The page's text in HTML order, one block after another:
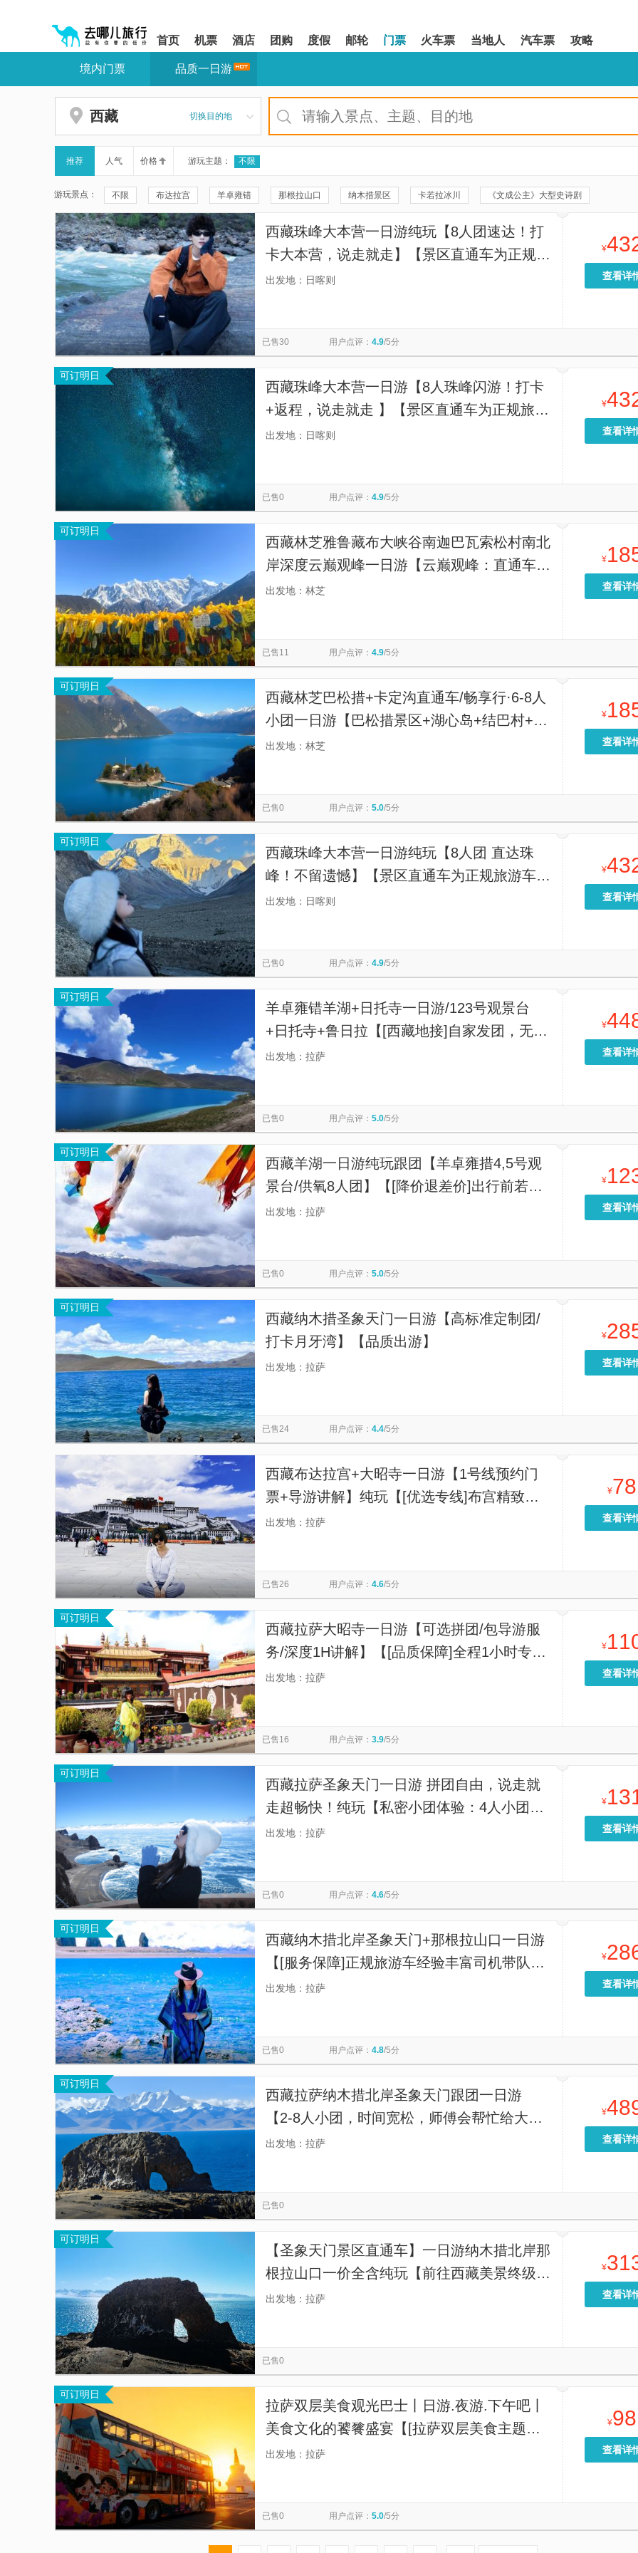
您
站
区,
本
有
6
个
模
块,
按
下
Tab
键
浏
览
信
息
首页 机票 酒店 团购 度假 邮轮 门票 火车票 当地人 汽车票 攻略
您
站
区
境内门票 品质一日游
西藏 切换目的地
推荐 人气 价格 游玩主题： 不限
游玩景点： 不限 布达拉宫 羊卓雍错 那根拉山口 纳木措景区 卡若拉冰川 《文成公主》大型史诗剧
大昭寺 雅鲁藏布大峡谷 纳木措圣象天门 珠峰大本营
八廓街 南迦巴瓦峰 日托寺 布达拉宫广场 念青唐古拉山 纳木措扎西岛 雅江河谷观景台
岗巴拉山 罗布林卡 文成公主剧场 鲁朗国际旅游小镇
冈仁波齐 然乌湖 佛掌沙丘 索松村
加乌拉 珠穆朗玛峰 萨普神山 果果塘大拐弯-墨脱
哲蚌寺 小昭寺 羊卓雍错景区-1号观景台 鲁朗林海
雅鲁藏布江 药王山
西藏珠峰大本营一日游纯玩【8人团速达！打
卡大本营，说走就走】【景区直通车为正规旅
游车，安全有保障，还赠次日返程，全程省心
出发地：日喀则
¥
查看详
已售30 用户点评： 4.9/5分
可订明日
西藏珠峰大本营一日游【8人珠峰闪游！打卡
+返程，说走就走 】【景区直通车为正规旅游
车，安全有保障，还赠次日返程，全程省心又
出发地：日喀则
¥
查看详
已售0 用户点评： 4.9/5分
可订明日
西藏林芝雅鲁藏布大峡谷南迦巴瓦索松村南北
岸深度云巅观峰一日游【云巅观峰：直通车/
畅享行·6-8人小团一日游】
出发地：林芝
¥
查看详
已售11 用户点评： 4.9/5分
可订明日
西藏林芝巴松措+卡定沟直通车/畅享行·6-8人
小团一日游【巴松措景区+湖心岛+结巴村+卡
定沟】
出发地：林芝
¥
查看详
已售0 用户点评： 5.0/5分
可订明日
西藏珠峰大本营一日游纯玩【8人团 直达珠
峰！不留遗憾】【景区直通车为正规旅游车，
安全有保障，还赠次日返程，全程省心又安
出发地：日喀则
¥
查看详
已售0 用户点评： 4.9/5分
可订明日
羊卓雍错羊湖+日托寺一日游/123号观景台
+日托寺+鲁日拉【[西藏地接]自家发团，无中
间商】
出发地：拉萨
¥
查看详
已售0 用户点评： 5.0/5分
可订明日
西藏羊湖一日游纯玩跟团【羊卓雍措4,5号观
景台/供氧8人团】【[降价退差价]出行前若有
降价，可凭截图退还差价 [行程透明无套路]旅
出发地：拉萨
¥
查看详
已售0 用户点评： 5.0/5分
可订明日
西藏纳木措圣象天门一日游【高标准定制团/
打卡月牙湾】【品质出游】
出发地：拉萨
¥
查看详
已售24 用户点评： 4.4/5分
西藏布达拉宫+大昭寺一日游【1号线预约门
票+导游讲解】纯玩【[优选专线]布宫精致小
团丨大昭寺小团 | 纯玩无忧丨全程】
出发地：拉萨
¥78
查看详
已售26 用户点评： 4.6/5分
可订明日
西藏拉萨大昭寺一日游【可选拼团/包导游服
务/深度1H讲解】【[品质保障]全程1小时专业
讲解，不打擦边球，请区别于低价团！】
出发地：拉萨
¥
查看详
已售16 用户点评： 3.9/5分
可订明日
西藏拉萨圣象天门一日游 拼团自由，说走就
走超畅快！纯玩【私密小团体验：4人小团出
行，自由随性，念青唐古拉山的美景，不被大
出发地：拉萨
¥
查看详
已售0 用户点评： 4.6/5分
可订明日
西藏纳木措北岸圣象天门+那根拉山口一日游
【[服务保障]正规旅游车经验丰富司机带队，
笑脸服务】
出发地：拉萨
¥
查看详
已售0 用户点评： 4.8/5分
可订明日
西藏拉萨纳木措北岸圣象天门跟团一日游
【2-8人小团，时间宽松，师傅会帮忙给大家
拍照。自由行程】
出发地：拉萨
¥
查看详
已售0
可订明日
【圣象天门景区直通车】一日游纳木措北岸那
根拉山口一价全含纯玩【前往西藏美景终级之
地纳木措北岸圣象天门景区，一价全含可选经
出发地：拉萨
¥
查看详
已售0
可订明日
拉萨双层美食观光巴士丨日游.夜游.下午吧丨
美食文化的饕餮盛宴【[拉萨双层美食主题观
光巴士]双层空间.全景天窗；匠心席位，团结
出发地：拉萨
¥98
查看详
已售0 用户点评： 5.0/5分